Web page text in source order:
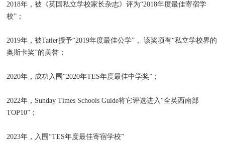
2018年，被《英国私立学校家长杂志》评为“2018年度最佳寄宿学
校”；
2019年，被Tatler授予“2019年度最佳公学”， 该奖项有“私立学校界的
奥斯卡奖”的美誉；
2020年，成功入围“2020年TES年度最佳中学奖”；
2022年，Sunday Times Schools Guide将它评选进入“全英西南部
TOP10”；
2023年，入围“TES年度最佳寄宿学校”